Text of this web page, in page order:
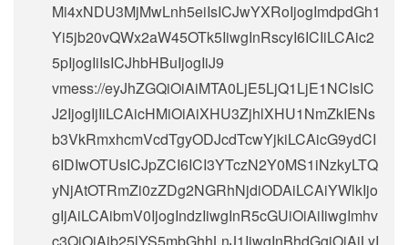
Mi4xNDU3MjMwLnh5eiIsICJwYXRoIjogImdpdGh1
Yi5jb20vQWx2aW45OTk5IiwgInRscyI6ICIiLCAic2
5pIjogIiIsICJhbHBuIjogIiJ9
vmess://eyJhZGQiOiAiMTA0LjE5LjQ1LjE1NCIsIC
J2IjogIjIiLCAicHMiOiAiXHU3ZjhlXHU1NmZkIENs
b3VkRmxhcmVcdTgyODJcdTcwYjkiLCAicG9ydCI
6IDIwOTUsICJpZCI6ICI3YTczN2Y0MS1iNzkyLTQ
yNjAtOTRmZi0zZDg2NGRhNjdiODAiLCAiYWlkIjo
gIjAiLCAibmV0IjogIndzIiwgInR5cGUiOiAiIiwgImhv